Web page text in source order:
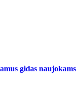
gidas naujokams